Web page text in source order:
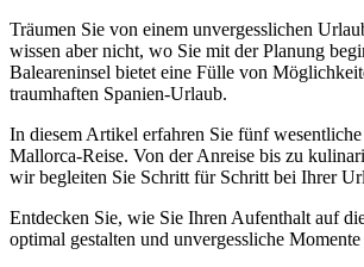
Träumen Sie von einem unvergesslichen
wissen aber nicht, wo Sie mit der Planung
Baleareninsel bietet eine Fülle von
traumhaften Spanien-Urlaub.
In diesem Artikel erfahren Sie fünf
Mallorca-Reise. Von der Anreise bis zu
wir begleiten Sie Schritt für Schritt bei Ihrer
Entdecken Sie, wie Sie Ihren Aufenthalt auf
optimal gestalten und unvergessliche